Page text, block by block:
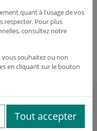
Prix HT
quant à l'usage de vos
respecter. Pour plus
consultez notre
souhaitez ou non
en cliquant sur le bouton
Tout accepter